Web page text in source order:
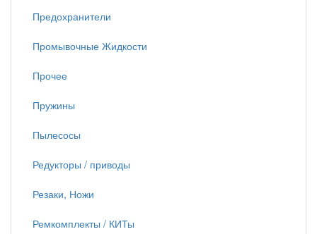
Предохранители
Промывочные Жидкости
Прочее
Пружины
Пылесосы
Редукторы / приводы
Резаки, Ножи
Ремкомплекты / КИТы